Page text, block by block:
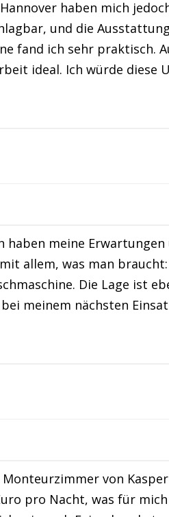
haben mich
und die
fand ich sehr praktisch.
ideal. Ich würde diese
meine
allem, was man
Die Lage ist
meinem nächsten
von
pro Nacht, was für